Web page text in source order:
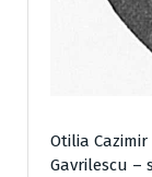
Otilia
Gavrilescu –